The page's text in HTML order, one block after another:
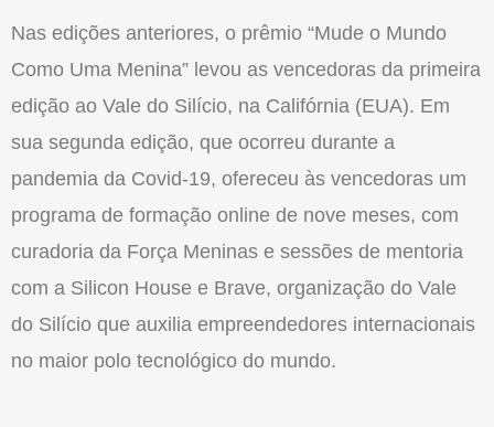
Nas edições anteriores, o prêmio “Mude o Mundo
Como Uma Menina” levou as vencedoras da primeira
edição ao Vale do Silício, na Califórnia (EUA). Em
sua segunda edição, que ocorreu durante a
pandemia da Covid-19, ofereceu às vencedoras um
programa de formação online de nove meses, com
curadoria da Força Meninas e sessões de mentoria
com a Silicon House e Brave, organização do Vale
do Silício que auxilia empreendedores internacionais
no maior polo tecnológico do mundo.